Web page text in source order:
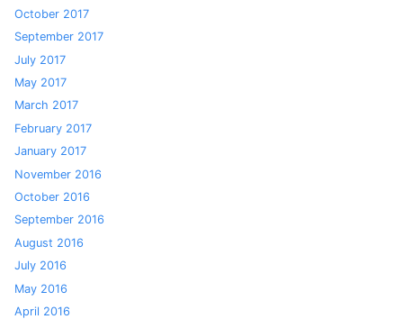
October 2017
September 2017
July 2017
May 2017
March 2017
February 2017
January 2017
November 2016
October 2016
September 2016
August 2016
July 2016
May 2016
April 2016